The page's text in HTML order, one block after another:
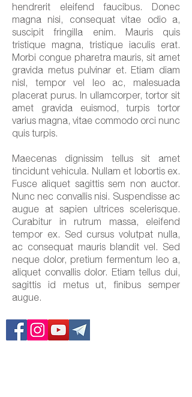
hendrerit eleifend faucibus. Donec
magna nisi, consequat vitae odio a,
suscipit fringilla enim. Mauris quis
tristique magna, tristique iaculis erat.
Morbi congue pharetra mauris, sit amet
gravida metus pulvinar et. Etiam diam
nisl, tempor vel leo ac, malesuada
placerat purus. In ullamcorper, tortor sit
amet gravida euismod, turpis tortor
varius magna, vitae commodo orci nunc
quis turpis.
Maecenas dignissim tellus sit amet
tincidunt vehicula. Nullam et lobortis ex.
Fusce aliquet sagittis sem non auctor.
Nunc nec convallis nisi. Suspendisse ac
augue at sapien ultrices scelerisque.
Curabitur in rutrum massa, eleifend
tempor ex. Sed cursus volutpat nulla,
ac consequat mauris blandit vel. Sed
neque dolor, pretium fermentum leo a,
aliquet convallis dolor. Etiam tellus dui,
sagittis id metus ut, finibus semper
augue.